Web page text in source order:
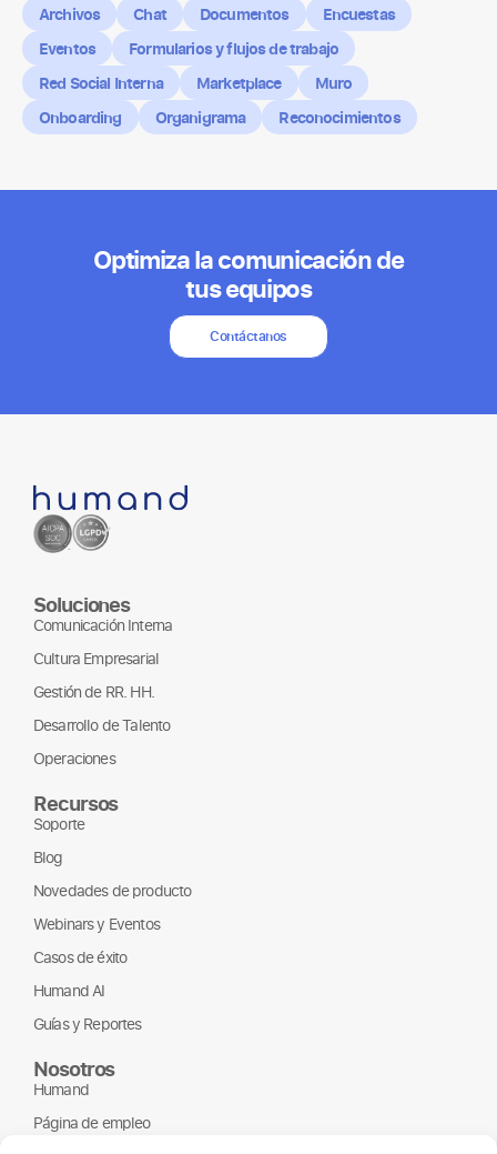
Archivos Chat Documentos
Encuestas
Eventos
Formularios y flujos de trabajo
Red Social Interna
Marketplace
Muro
Onboarding
Organigrama Reconocimientos
Optimiza la comunicación de
tus equipos
Contáctanos
Soluciones
Comunicación Interna
Cultura Empresarial
Gestión de RR. HH.
Desarrollo de Talento
Operaciones
Recursos
Soporte
Blog
Novedades de producto
Webinars y Eventos
Casos de éxito
Humand AI
Guías y Reportes
Nosotros
Humand
Página de empleo